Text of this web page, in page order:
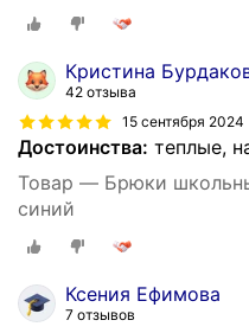
Кристина
42 отзыва
15 сентября 2024
Достоинства: теплые,
Товар — Брюки
синий
Ксения Ефимова
7 отзывов